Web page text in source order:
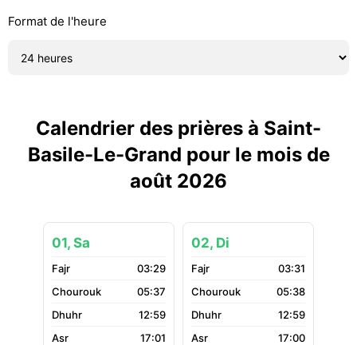
Format de l'heure
Calendrier des prières à Saint-
Basile-Le-Grand pour le mois de
août 2026
01, Sa
03:29
05:37
12:59
17:01
02, Di
03:31
05:38
12:59
17:00